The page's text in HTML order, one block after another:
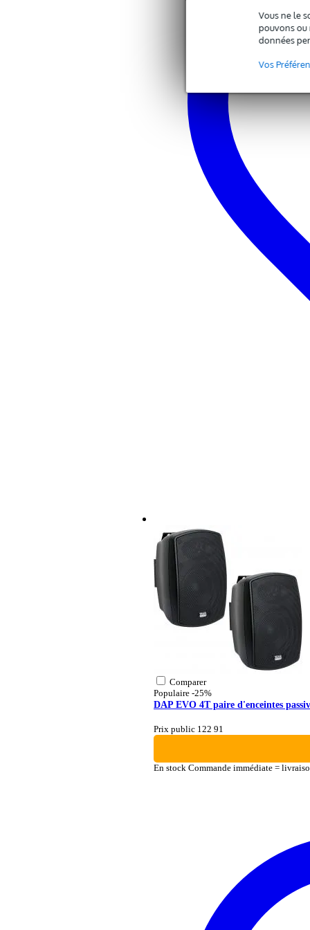
Vous ne le
pouvons ou
données
Vos
set d'enceintes d'extérieur
puissance RMS : 30 W
diamètre woofer : 4"
diamètre tweeter : 3/4"
impédance : 8 Ω
réponse en fréquence : 100 Hz -
pression acoustique maximale
indice de protection : IP 56
dimensions (par enceinte) : 130
poids : 2,8 kg (1,4 kg par
Comparer
Populaire -25%
DAP EVO 4T paire d'enceintes
Prix public 122 91
En stock Commande immédiate =